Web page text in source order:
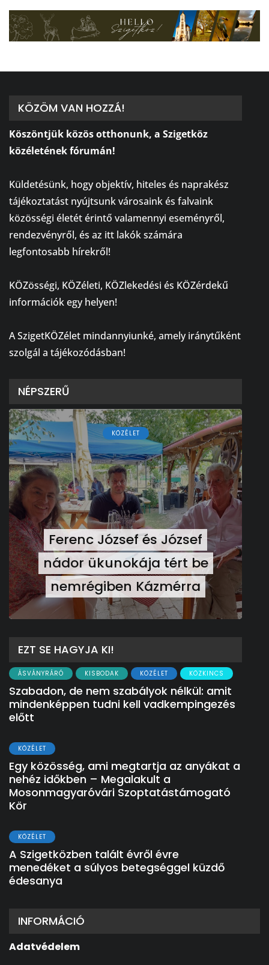
KÖZÖM VAN HOZZÁ!
Köszöntjük közös otthonunk, a Szigetköz
közéletének fórumán!
Küldetésünk, hogy objektív, hiteles és naprakész
tájékoztatást nyújtsunk városaink és falvaink
közösségi életét érintő valamennyi eseményről,
rendezvényről, és az itt lakók számára
legfontosabb hírekről!
KÖZösségi, KÖZéleti, KÖZlekedési és KÖZérdekű
információk egy helyen!
A SzigetKÖZélet mindannyiunké, amely iránytűként
szolgál a tájékozódásban!
NÉPSZERŰ
KÖZÉLET
Ferenc József és József
nádor ükunokája tért be
nemrégiben Kázmérra
EZT SE HAGYJA KI!
ÁSVÁNYRÁRÓ KISBODAK KÖZÉLET KÖZKINCS
Szabadon, de nem szabályok nélkül: amit
mindenképpen tudni kell vadkempingezés
előtt
KÖZÉLET
Egy közösség, ami megtartja az anyákat a
nehéz időkben – Megalakult a
Mosonmagyaróvári Szoptatástámogató
Kör
KÖZÉLET
A Szigetközben talált évről évre
menedéket a súlyos betegséggel küzdő
édesanya
INFORMÁCIÓ
Adatvédelem